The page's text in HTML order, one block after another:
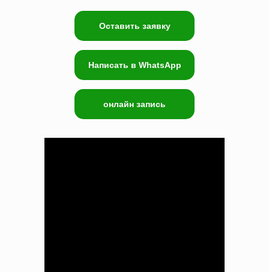
Оставить заявку
онлайн запись
Написать в WhatsApp